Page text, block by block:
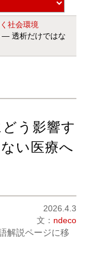
社会環境
― 透析だけではな
う影響す
い医療へ
2026.4.3
文： ndeco
解説ページに移